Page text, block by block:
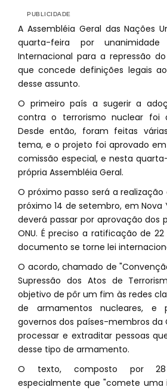
A Assembléia Geral das Nações
quarta-feira por
Internacional para a repressão
que concede definições legais
desse assunto.
O primeiro país a sugerir a
contra o terrorismo nuclear foi
Desde então, foram feitas
tema, e o projeto foi aprovado
comissão especial, e nesta
própria Assembléia Geral.
O próximo passo será a
próximo 14 de setembro, em Nova
deverá passar por aprovação dos
ONU. É preciso a ratificação de
documento se torne lei
O acordo, chamado de
Supressão dos Atos de
objetivo de pôr um fim às redes
de armamentos nucleares, e
governos dos países-membros da
processar e extraditar pessoas
desse tipo de armamento.
O texto, composto por
especialmente que "comete uma